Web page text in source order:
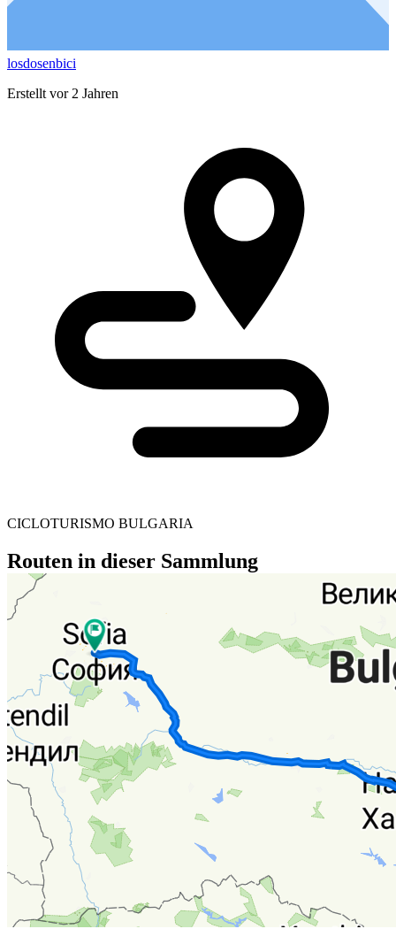
losdosenbici
Erstellt vor 2 Jahren
CICLOTURISMO BULGARIA
Routen in dieser Sammlung